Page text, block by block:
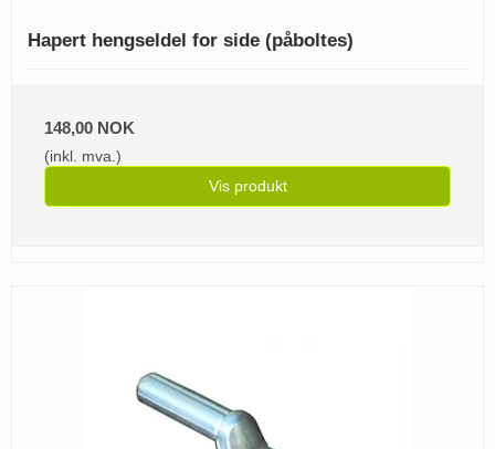
Hapert hengseldel for side (påboltes)
148,00 NOK
(inkl. mva.)
Vis produkt